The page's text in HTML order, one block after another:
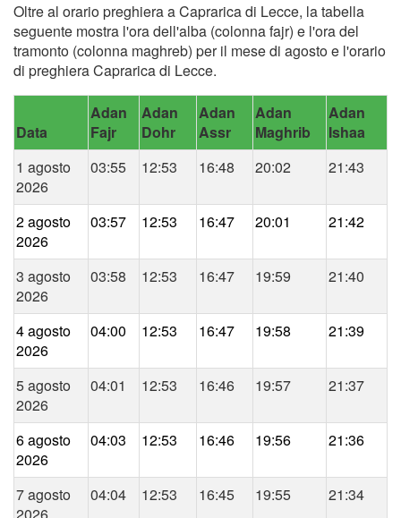
Oltre al orario preghiera a Caprarica di Lecce, la tabella
seguente mostra l'ora dell'alba (colonna fajr) e l'ora del
tramonto (colonna maghreb) per il mese di agosto e l'orario
di preghiera Caprarica di Lecce.
Data
Adan
Fajr
Adan
Dohr
Adan
Assr
Adan
Maghrib
Adan
Ishaa
1 agosto
2026
03:55 12:53 16:48 20:02 21:43
2 agosto
2026
03:57 12:53 16:47 20:01 21:42
3 agosto
2026
03:58 12:53 16:47 19:59 21:40
4 agosto
2026
04:00 12:53 16:47 19:58 21:39
5 agosto
2026
04:01 12:53 16:46 19:57 21:37
6 agosto
2026
04:03 12:53 16:46 19:56 21:36
7 agosto
04:04 12:53 16:45 19:55 21:34